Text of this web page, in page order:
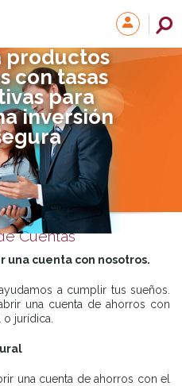
productos
con tasas
para
inversión
Cuentas
una cuenta con nosotros.
a cumplir tus sueños.
una cuenta de ahorros con
jurídica.
una cuenta de ahorros con el